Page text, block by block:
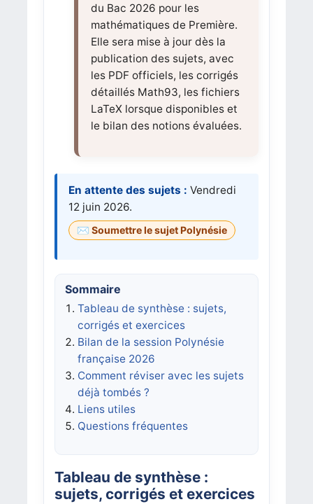
du Bac 2026 pour les
mathématiques de Première.
Elle sera mise à jour dès la
publication des sujets, avec
les PDF officiels, les corrigés
détaillés Math93, les fichiers
LaTeX lorsque disponibles et
le bilan des notions évaluées.
En attente des sujets : Vendredi
12 juin 2026.
Soumettre le sujet Polynésie
Sommaire
Tableau de synthèse : sujets,
corrigés et exercices
Bilan de la session Polynésie
française 2026
Comment réviser avec les sujets
déjà tombés ?
Liens utiles
Questions fréquentes
Tableau de synthèse :
sujets, corrigés et exercices